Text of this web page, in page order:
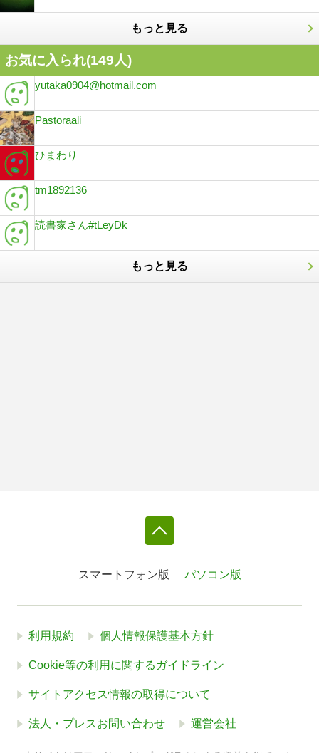
もっと見る
お気に入られ(149人)
yutaka0904@hotmail.com
Pastoraali
ひまわり
tm1892136
読書家さん#tLeyDk
もっと見る
スマートフォン版 パソコン版
利用規約 個人情報保護基本方針
Cookie等の利用に関するガイドライン
サイトアクセス情報の取得について
法人・プレスお問い合わせ 運営会社